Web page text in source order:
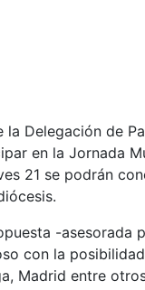
la Delegación de
en la Jornada
21 se podrán
-asesorada
con la
Madrid entre